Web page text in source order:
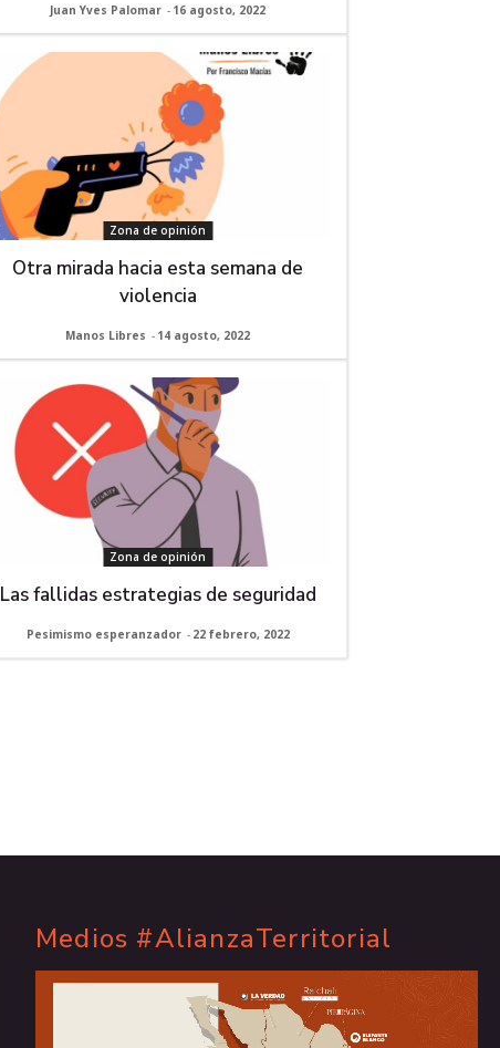
Juan Yves Palomar - 16 agosto, 2022
Zona de opinión
Otra mirada hacia esta semana de
violencia
Manos Libres - 14 agosto, 2022
Zona de opinión
Las fallidas estrategias de seguridad
Pesimismo esperanzador - 22 febrero, 2022
Medios #AlianzaTerritorial